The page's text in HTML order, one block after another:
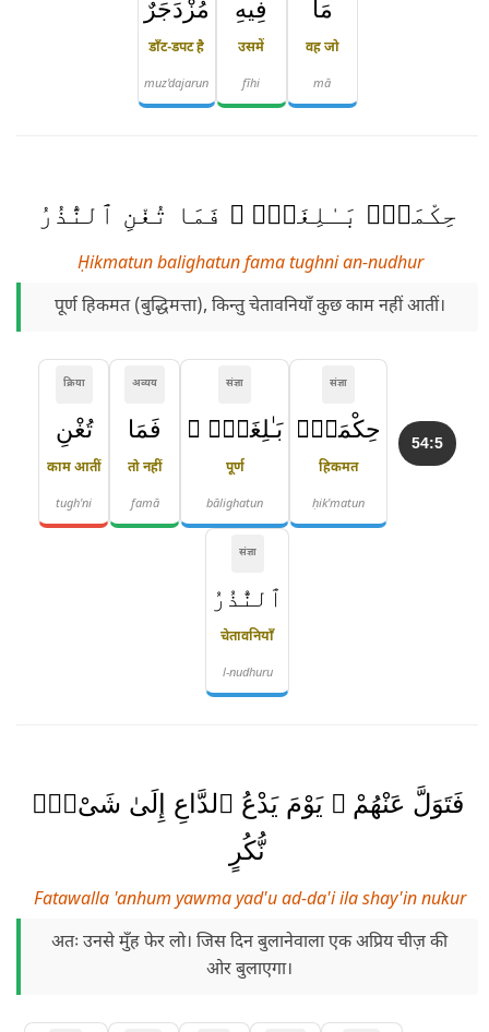
مَا
वह जो
mā
فِيهِ
उसमें
fīhi
مُزْدَجَرٌ
डाँट-डपट है
muz'dajarun
حِكْمَةٌۢ بَـٰلِغَةٌۭ ۖ فَمَا تُغْنِ ٱلنُّذُرُ
Ḥikmatun balighatun fama tughni an-nudhur
पूर्ण हिकमत (बुद्धिमत्ता), किन्तु चेतावनियाँ कुछ काम नहीं आतीं।
54:5
संज्ञा
حِكْمَةٌۢ
हिकमत
ḥik'matun
संज्ञा
بَـٰلِغَةٌۭ ۖ
पूर्ण
bālighatun
अव्यय
فَمَا
तो नहीं
famā
क्रिया
تُغْنِ
काम आतीं
tugh'ni
संज्ञा
ٱلنُّذُرُ
चेतावनियाँ
l-nudhuru
فَتَوَلَّ عَنْهُمْ ۘ يَوْمَ يَدْعُ ٱلدَّاعِ إِلَىٰ شَىْءٍۢ
نُّكُرٍ
Fatawalla 'anhum yawma yad'u ad-da'i ila shay'in nukur
अतः उनसे मुँह फेर लो। जिस दिन बुलानेवाला एक अप्रिय चीज़ की
ओर बुलाएगा।